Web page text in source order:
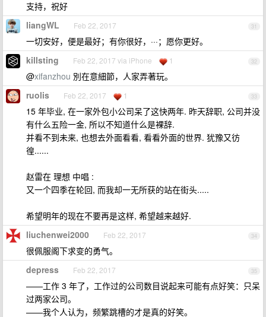
支持，祝好
31
liangWL Feb 22, 2017
一切安好，便是最好；有你很好，···；愿你更好。
32
killsting Feb 22, 2017 via iPhone 1
@xifanzhou 別在意細節，人家弄著玩。
33
ruolis Feb 22, 2017 1
15 年毕业, 在一家外包小公司呆了这快两年. 昨天辞职, 公司并没
有什么五险一金, 所以不知道什么是裸辞.
并看不到未来, 也想去外面看看, 看看外面的世界. 犹豫又彷
徨......
赵雷在 理想 中唱 :
又一个四季在轮回, 而我却一无所获的站在街头.....
希望明年的现在不要再是这样, 希望越来越好.
34
liuchenwei2000 Feb 22, 2017
很佩服阁下求变的勇气。
35
depress Feb 22, 2017
——工作 3 年了，工作过的公司数目说起来可能有点好笑：只呆
过两家公司。
——我个人认为，频繁跳槽的才是真的好笑。